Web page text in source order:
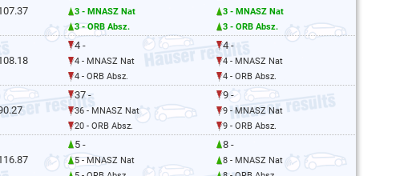
3 - MNASZ Nat
3 - ORB Absz.
3 - MNASZ Nat
3 - ORB Absz.
4 -
4 - MNASZ Nat
4 - ORB Absz.
4 -
4 - MNASZ Nat
4 - ORB Absz.
37 -
36 - MNASZ Nat
20 - ORB Absz.
9 -
9 - MNASZ Nat
9 - ORB Absz.
5 -
5 - MNASZ Nat
8 -
8 - MNASZ Nat